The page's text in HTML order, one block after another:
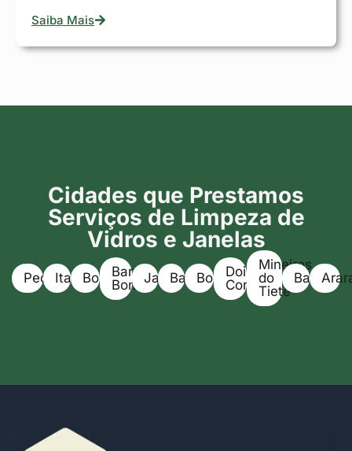
Saiba Mais
Cidades que Prestamos
Serviços de Limpeza de
Vidros e Janelas
Pederneiras
ItapuíBoracéia
Barra
BonitaJaú BaririBocaina
Dois
Corregos
Mineiros
do
Tietê
Bauru